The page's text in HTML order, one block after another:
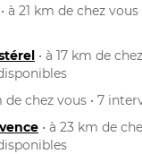
• à 21 km de chez
• à 17 km de
de chez vous • 7
• à 23 km de